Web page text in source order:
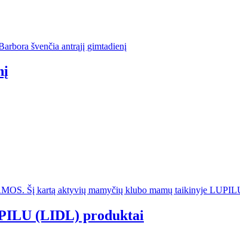
(LIDL) produktai